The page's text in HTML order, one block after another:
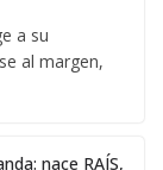
a su
al margen,
nace RAÍS,